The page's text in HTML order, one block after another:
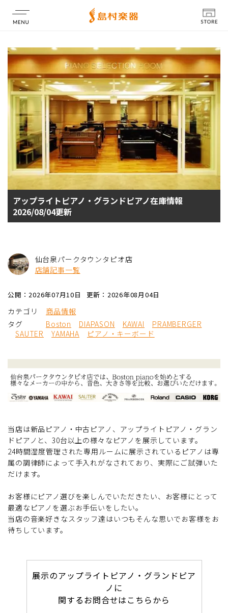
店舗情報
アップライトピアノ・グランドピアノ在庫情報
2026/08/04更新
仙台泉パークタウンタピオ店
店舗記事一覧
公開：2026年07月10日 更新：2026年08月04日
カテゴリ
商品情報
タグ
Boston DIAPASON KAWAI
PRAMBERGER
SAUTER
YAMAHA ピアノ・キーボード
当店は新品ピアノ・中古ピアノ、アップライトピアノ・グラン
ドピアノと、30台以上の様々なピアノを展示しています。
24時間湿度管理された専用ルームに展示されているピアノは専
属の調律師によって手入れがなされており、実際にご試弾いた
だけます。
お客様にピアノ選びを楽しんでいただきたい、お客様にとって
最適なピアノを選ぶお手伝いをしたい。
当店の音楽好きなスタッフ達はいつもそんな思いでお客様をお
待ちしています。
展示のアップライトピアノ・グランドピア
ノに
関するお問合せはこちらから